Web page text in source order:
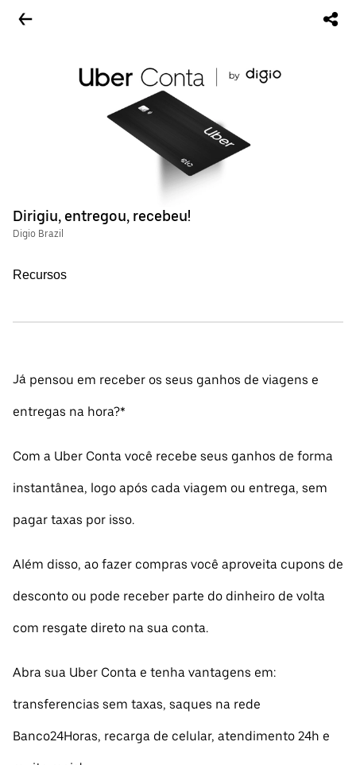
Dirigiu, entregou, recebeu!
Digio Brazil
Recursos
Já pensou em receber os seus ganhos de viagens e
entregas na hora?*
Com a Uber Conta você recebe seus ganhos de forma
instantânea, logo após cada viagem ou entrega, sem
pagar taxas por isso.
Além disso, ao fazer compras você aproveita cupons de
desconto ou pode receber parte do dinheiro de volta
com resgate direto na sua conta.
Abra sua Uber Conta e tenha vantagens em:
transferencias sem taxas, saques na rede
Banco24Horas, recarga de celular, atendimento 24h e